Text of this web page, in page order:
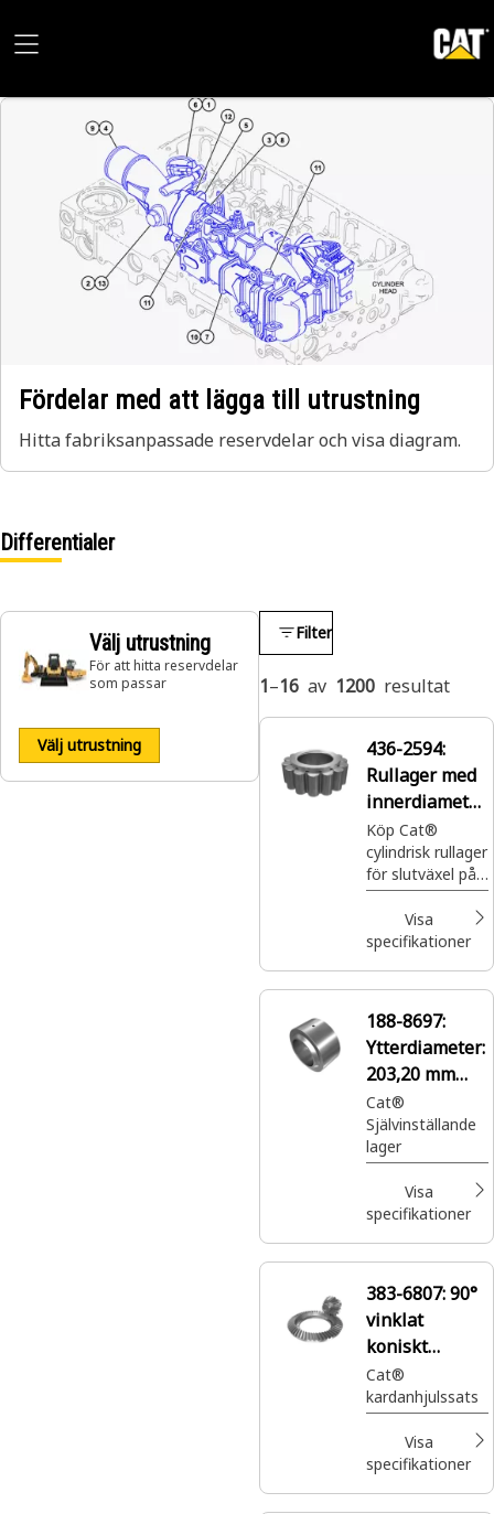
Fördelar med att lägga till utrustning
Hitta fabriksanpassade reservdelar och visa diagram.
Differentialer
Välj utrustning
För att hitta reservdelar
som passar
Välj utrustning
Filter
1–16 av 1200 resultat
436-2594:
Rullager med
innerdiameter
101,62 mm
Köp Cat®
cylindrisk rullager
för slutväxel på
bergtruck. 436-
2594 är avsedd
för tillämpningar
medelhög
hög belastning.
Visa
specifikationer
188-8697:
Ytterdiameter:
203,20 mm
självinställand
e lager
Cat®
Självinställande
lager
Visa
specifikationer
383-6807:90°
vinklat
koniskt
differentialdre
v
Cat®
kardanhjulssats
Visa
specifikationer